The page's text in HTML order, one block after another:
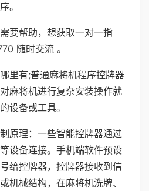
。
要帮助，想获取一对一指
随时交流 。
里有;普通麻将机程序控牌器
麻将机进行复杂安装操作就
设备或工具。
原理：一些智能控牌器通过
设备连接。手机端软件预设
给控牌器，控牌器接收到信
机械结构，在麻将机洗牌、